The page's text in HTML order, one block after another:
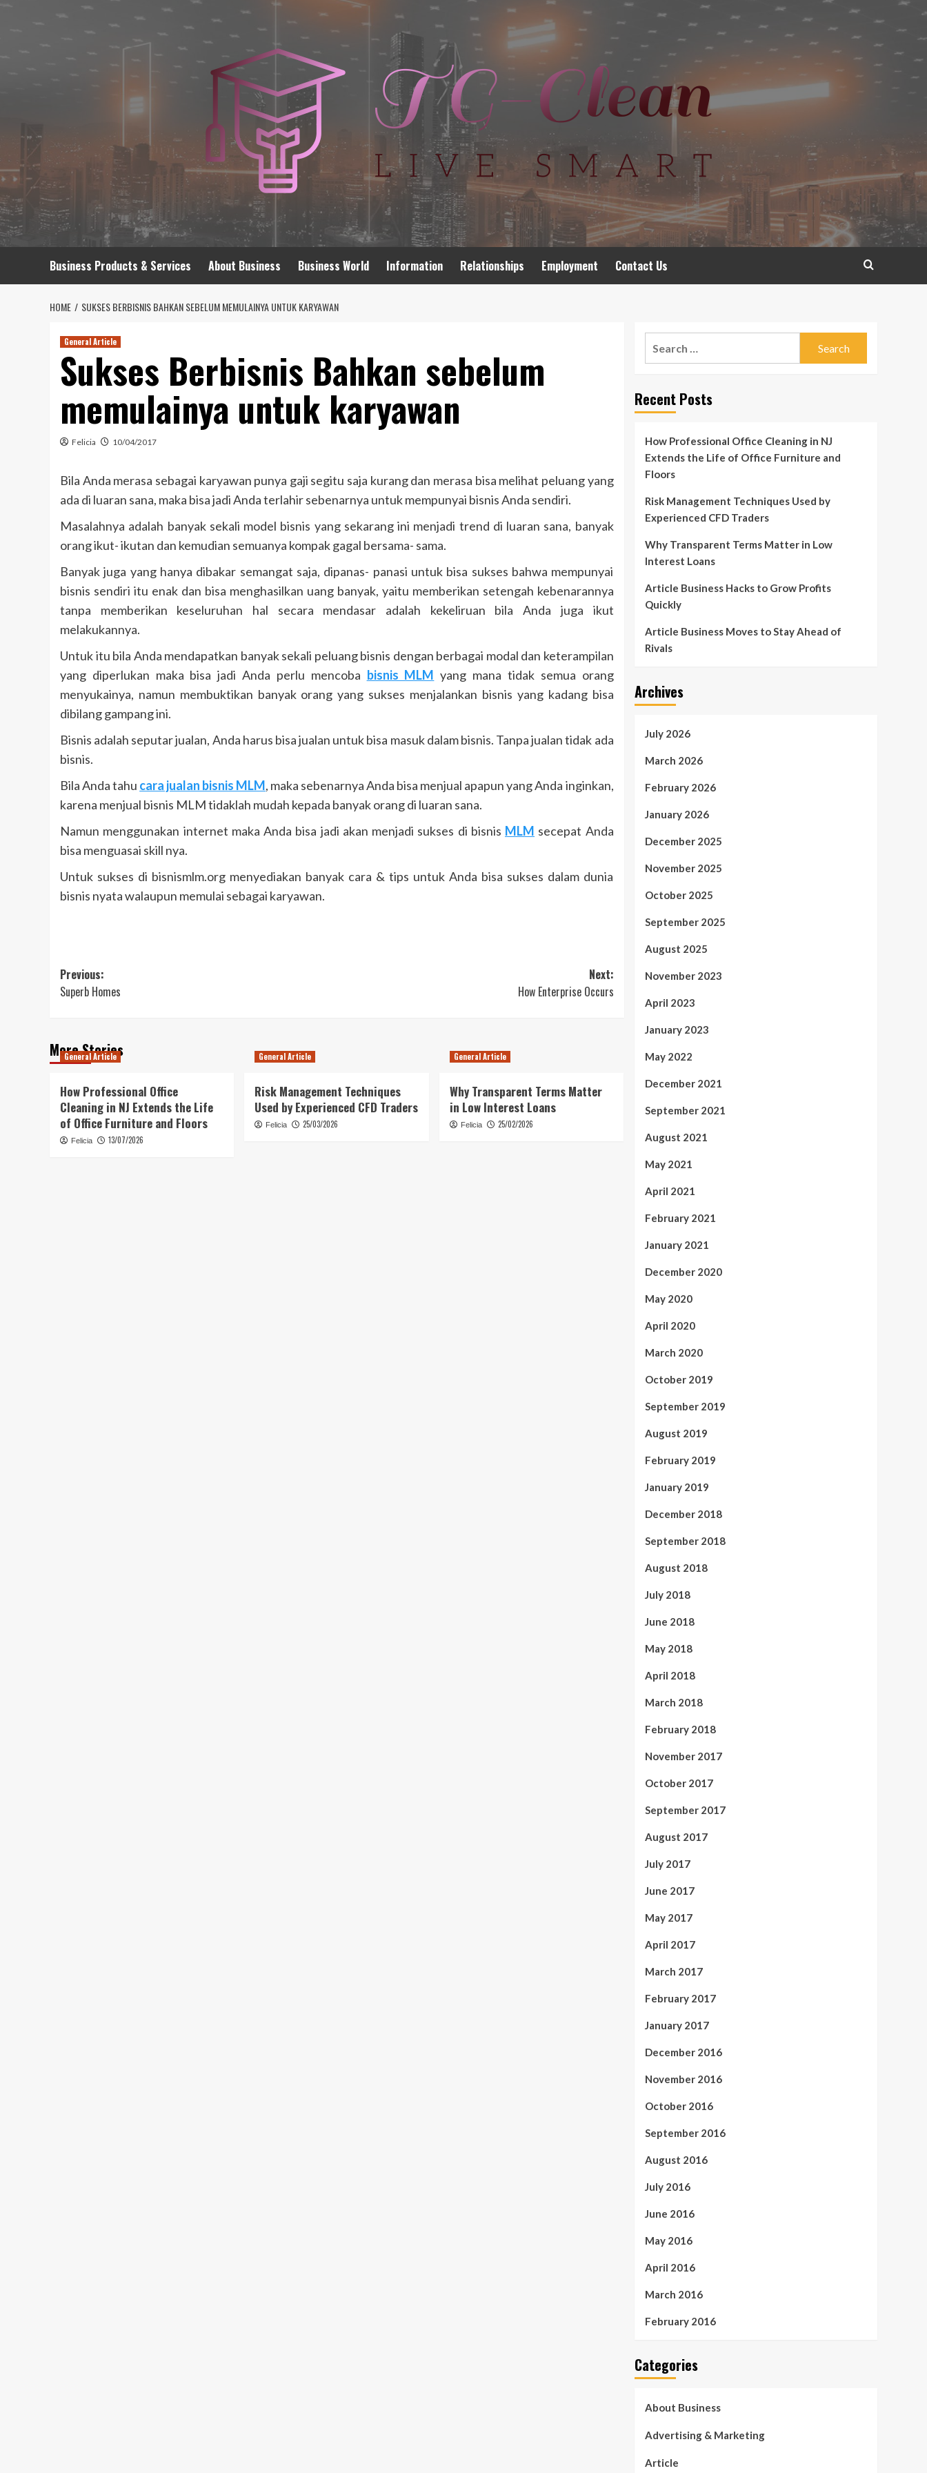
Business Products & Services About Business Business World Information Relationships Employment Contact Us
HOME SUKSES BERBISNIS BAHKAN SEBELUM MEMULAINYA UNTUK KARYAWAN
General Article
Sukses Berbisnis Bahkan sebelum
memulainya untuk karyawan
Felicia 10/04/2017
Bila Anda merasa sebagai karyawan punya gaji segitu saja kurang dan merasa bisa melihat peluang yang
ada di luaran sana, maka bisa jadi Anda terlahir sebenarnya untuk mempunyai bisnis Anda sendiri.
Masalahnya adalah banyak sekali model bisnis yang sekarang ini menjadi trend di luaran sana, banyak
orang ikut- ikutan dan kemudian semuanya kompak gagal bersama- sama.
Banyak juga yang hanya dibakar semangat saja, dipanas- panasi untuk bisa sukses bahwa mempunyai
bisnis sendiri itu enak dan bisa menghasilkan uang banyak, yaitu memberikan setengah kebenarannya
tanpa memberikan keseluruhan hal secara mendasar adalah kekeliruan bila Anda juga ikut
melakukannya.
Untuk itu bila Anda mendapatkan banyak sekali peluang bisnis dengan berbagai modal dan keterampilan
yang diperlukan maka bisa jadi Anda perlu mencoba bisnis MLM yang mana tidak semua orang
menyukainya, namun membuktikan banyak orang yang sukses menjalankan bisnis yang kadang bisa
dibilang gampang ini.
Bisnis adalah seputar jualan, Anda harus bisa jualan untuk bisa masuk dalam bisnis. Tanpa jualan tidak ada
bisnis.
Bila Anda tahu cara jualan bisnis MLM, maka sebenarnya Anda bisa menjual apapun yang Anda inginkan,
karena menjual bisnis MLM tidaklah mudah kepada banyak orang di luaran sana.
Namun menggunakan internet maka Anda bisa jadi akan menjadi sukses di bisnis MLM secepat Anda
bisa menguasai skill nya.
Untuk sukses di bisnismlm.org menyediakan banyak cara & tips untuk Anda bisa sukses dalam dunia
bisnis nyata walaupun memulai sebagai karyawan.
Post
navigation
Previous:
Superb Homes
Next:
How Enterprise Occurs
More Stories
General Article
How Professional Office
Cleaning in NJ Extends the Life
of Office Furniture and Floors
Felicia 13/07/2026
General Article
Risk Management Techniques
Used by Experienced CFD Traders
Felicia 25/03/2026
General Article
Why Transparent Terms Matter
in Low Interest Loans
Felicia 25/02/2026
Recent Posts
How Professional Office Cleaning in NJ
Extends the Life of Office Furniture and
Floors
Risk Management Techniques Used by
Experienced CFD Traders
Why Transparent Terms Matter in Low
Interest Loans
Article Business Hacks to Grow Profits
Quickly
Article Business Moves to Stay Ahead of
Rivals
Archives
July 2026
March 2026
February 2026
January 2026
December 2025
November 2025
October 2025
September 2025
August 2025
November 2023
April 2023
January 2023
May 2022
December 2021
September 2021
August 2021
May 2021
April 2021
February 2021
January 2021
December 2020
May 2020
April 2020
March 2020
October 2019
September 2019
August 2019
February 2019
January 2019
December 2018
September 2018
August 2018
July 2018
June 2018
May 2018
April 2018
March 2018
February 2018
November 2017
October 2017
September 2017
August 2017
July 2017
June 2017
May 2017
April 2017
March 2017
February 2017
January 2017
December 2016
November 2016
October 2016
September 2016
August 2016
July 2016
June 2016
May 2016
April 2016
March 2016
February 2016
Categories
About Business
Advertising & Marketing
Article